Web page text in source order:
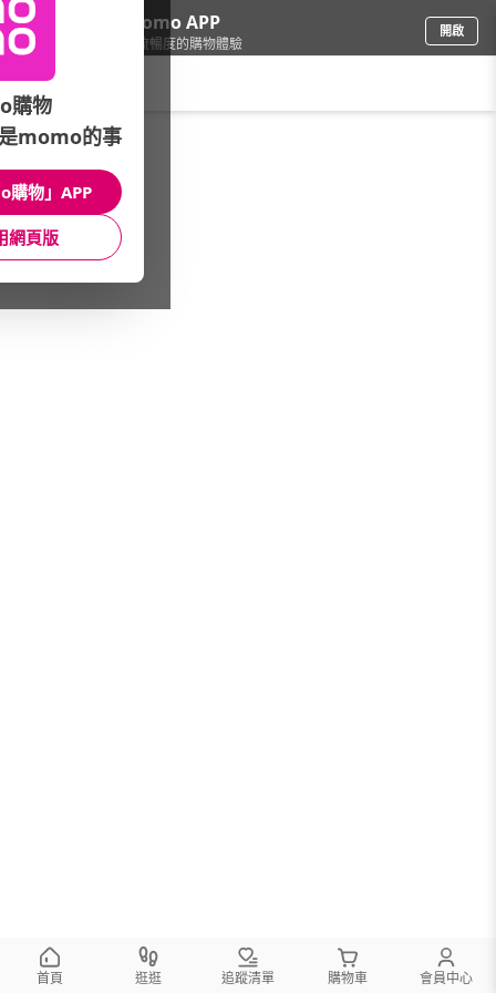
下載momo APP
給你3倍流暢度的購物體驗
開啟
寵物/貓罐頭/鮮食
本館精選商品
館長推薦 月銷量
首頁 逛逛 追蹤清單 購物車 會員中心
購物
momo的事
購物」APP
網頁版